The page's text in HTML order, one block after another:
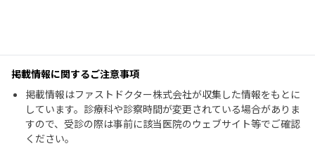
掲載情報に関するご注意事項
掲載情報はファストドクター株式会社が収集した情報をもとに
しています。診療科や診察時間が変更されている場合がありま
すので、受診の際は事前に該当医院のウェブサイト等でご確認
ください。